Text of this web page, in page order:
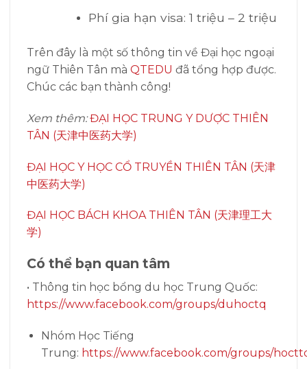
Phí gia hạn visa: 1 triệu – 2 triệu
Trên đây là một số thông tin về Đại học ngoại
ngữ Thiên Tân mà QTEDU đã tổng hợp được.
Chúc các bạn thành công!
Xem thêm:ĐẠI HỌC TRUNG Y DƯỢC THIÊN
TÂN (天津中医药大学)
ĐẠI HỌC Y HỌC CỔ TRUYỀN THIÊN TÂN (天津
中医药大学)
ĐẠI HỌC BÁCH KHOA THIÊN TÂN (天津理工大
学)
Có thể bạn quan tâm
• Thông tin học bổng du học Trung Quốc:
https://www.facebook.com/groups/duhoctq
Nhóm Học Tiếng
Trung: https://www.facebook.com/groups/